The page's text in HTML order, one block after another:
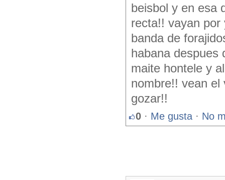
beisbol y en esa
recta!! vayan por
banda de
habana despues
maite hontele y
nombre!! vean el
gozar!!
0 · Me gusta · No